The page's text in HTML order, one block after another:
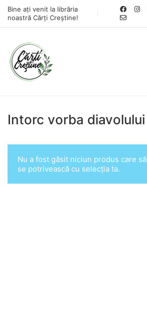
Bine ați venit la librăria
noastră Cărți Creștine!
Intorc vorba diavolului
Nu a fost găsit niciun produs care să
se potrivească cu selecția ta.